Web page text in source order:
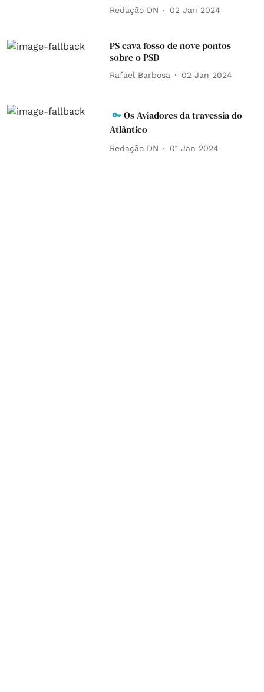
Redação DN 02 Jan 2024
PS cava fosso de nove pontos
sobre o PSD
Rafael Barbosa 02 Jan 2024
Os Aviadores da travessia do
Atlântico
Redação DN 01 Jan 2024